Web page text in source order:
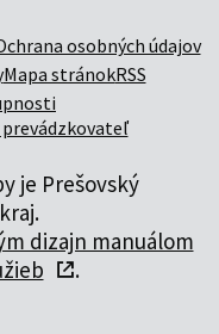
osobných údajov
Mapa stránokRSS
prevádzkovateľ
je Prešovský
dizajn manuálom
.